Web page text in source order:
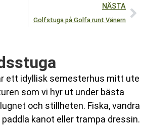
NÄSTA
Golfstuga på Golfa runt Vänern
ett idyllisk semesterhus mitt ute
som vi hyr ut under bästa
och stillheten. Fiska, vandra
paddla kanot eller trampa dressin.